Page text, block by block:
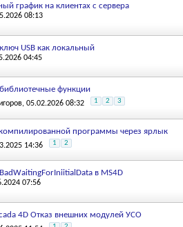
график на клиентах с сервера
08:13
USB как локальный
04:45
библиотечные функции
, 05.02.2026 08:32 1 2 3
программы через ярлык
14:36 1 2
в MS4D
07:56
4D Отказ внешних модулей УСО